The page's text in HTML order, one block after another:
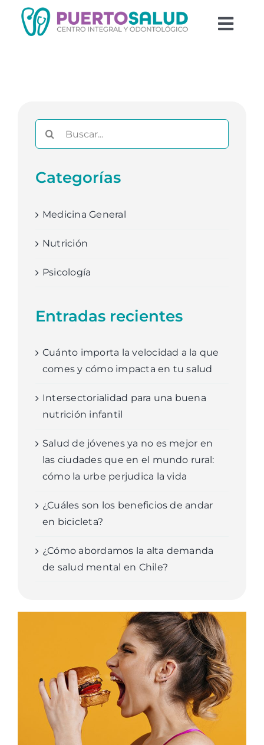
Saltar
Psicología
Categorías
Medicina General
Nutrición
Psicología
Entradas recientes
Cuánto importa la velocidad a la que
comes y cómo impacta en tu salud
Intersectorialidad para una buena
nutrición infantil
Salud de jóvenes ya no es mejor en
las ciudades que en el mundo rural:
cómo la urbe perjudica la vida
¿Cuáles son los beneficios de andar
en bicicleta?
¿Cómo abordamos la alta demanda
de salud mental en Chile?